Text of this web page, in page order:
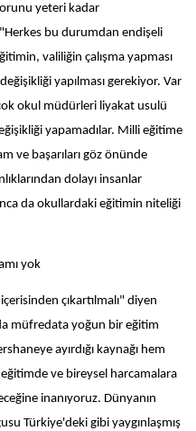
yeteri kadar
bu durumdan endişeli
valiliğin çalışma yapması
yapılması gerekiyor. Var
okul müdürleri liyakat usulü
yapamadılar. Milli eğitime
ve başarıları göz önünde
dolayı insanlar
da okullardaki eğitimin niteliği
yok
çıkartılmalı" diyen
müfredata yoğun bir eğitim
ayırdığı kaynağı hem
ve bireysel harcamalara
inanıyoruz. Dünyanın
Türkiye'deki gibi yaygınlaşmış